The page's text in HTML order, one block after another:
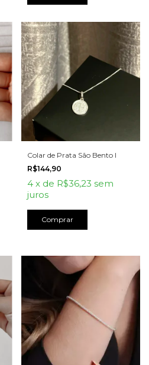
Colar de Prata São Bento I
R$144,90
4 x de R$36,23 sem
juros